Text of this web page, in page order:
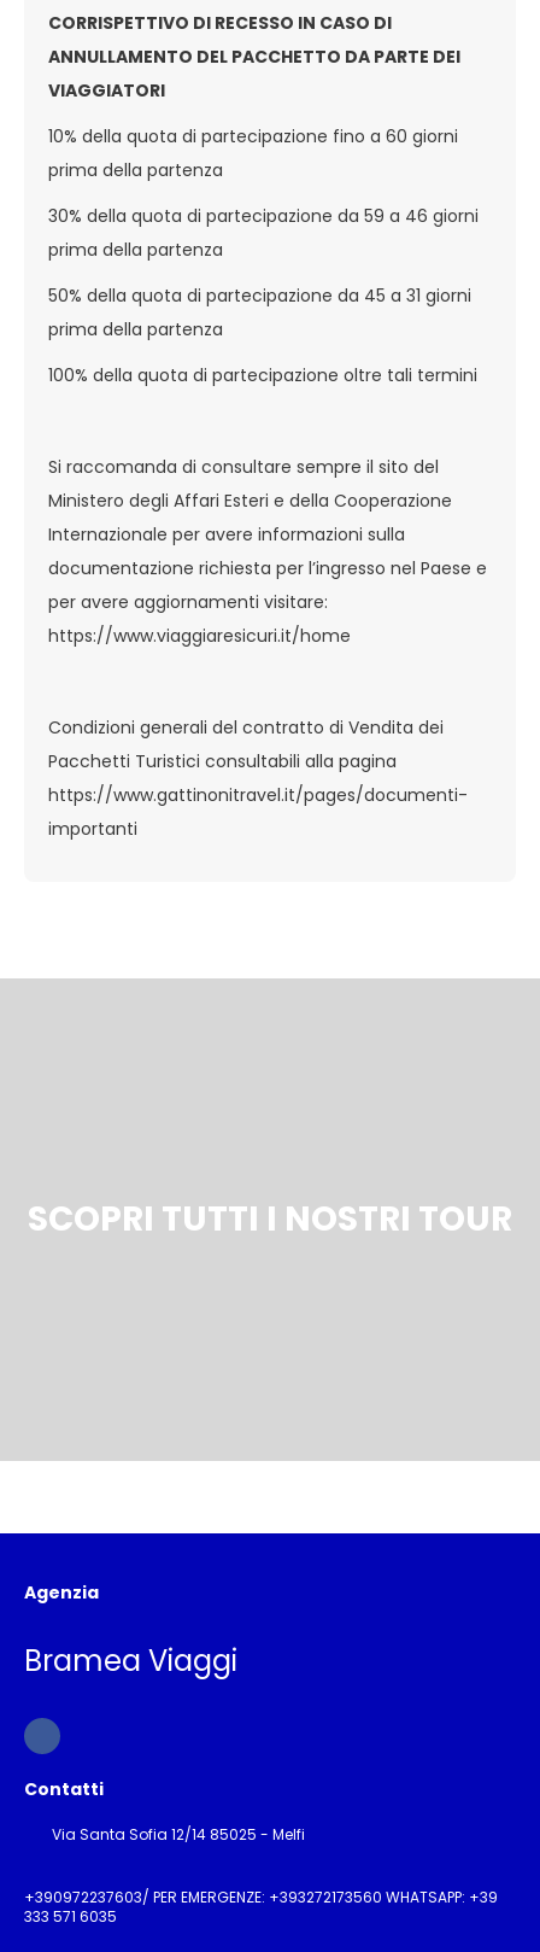
CORRISPETTIVO DI RECESSO IN CASO DI
ANNULLAMENTO DEL PACCHETTO DA PARTE DEI
VIAGGIATORI
10% della quota di partecipazione fino a 60 giorni
prima della partenza
30% della quota di partecipazione da 59 a 46 giorni
prima della partenza
50% della quota di partecipazione da 45 a 31 giorni
prima della partenza
100% della quota di partecipazione oltre tali termini
Si raccomanda di consultare sempre il sito del
Ministero degli Affari Esteri e della Cooperazione
Internazionale per avere informazioni sulla
documentazione richiesta per l’ingresso nel Paese e
per avere aggiornamenti visitare:
https://www.viaggiaresicuri.it/home
Condizioni generali del contratto di Vendita dei
Pacchetti Turistici consultabili alla pagina
https://www.gattinonitravel.it/pages/documenti-
importanti
SCOPRI TUTTI I NOSTRI TOUR
Agenzia
Bramea Viaggi
Contatti
Via Santa Sofia 12/14 85025 - Melfi
+390972237603/ PER EMERGENZE: +393272173560 WHATSAPP: +39
333 571 6035